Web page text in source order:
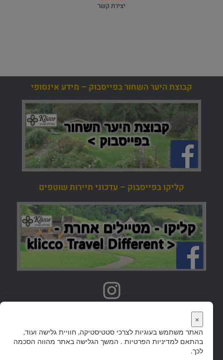
יצירת קשר
קבוצת היער השחור בפייסבוק – מידע אינסופי
קליקו בפייסבוק – עדכוני תיירות שוטפים
אתר היער השחור הוא חלק מקבוצת אתרי 'קליקו' שבה מדריכי טיולים ליעדים פופולריים רבים
×
האתר משתמש בעוגיות לצרכי סטטיסטיקה, חוויית גלישה ועוד,
בהתאם למדיניות הפרטיות . המשך הגלישה באתר מהווה הסכמה
לכך.